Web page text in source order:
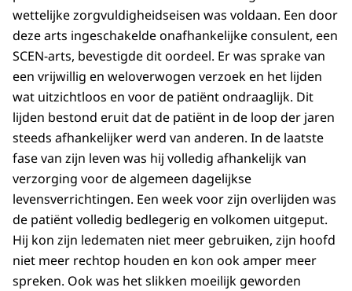
wettelijke zorgvuldigheidseisen was voldaan. Een door
deze arts ingeschakelde onafhankelijke consulent, een
SCEN-arts, bevestigde dit oordeel. Er was sprake van
een vrijwillig en weloverwogen verzoek en het lijden
wat uitzichtloos en voor de patiënt ondraaglijk. Dit
lijden bestond eruit dat de patiënt in de loop der jaren
steeds afhankelijker werd van anderen. In de laatste
fase van zijn leven was hij volledig afhankelijk van
verzorging voor de algemeen dagelijkse
levensverrichtingen. Een week voor zijn overlijden was
de patiënt volledig bedlegerig en volkomen uitgeput.
Hij kon zijn ledematen niet meer gebruiken, zijn hoofd
niet meer rechtop houden en kon ook amper meer
spreken. Ook was het slikken moeilijk geworden